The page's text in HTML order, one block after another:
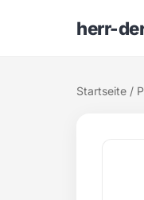
herr-
Startseite /